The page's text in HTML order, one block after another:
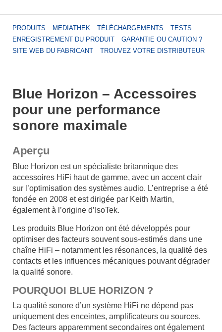
PRODUITS MEDIATHEK TÉLÉCHARGEMENTS
TESTS
ENREGISTREMENT DU PRODUIT
GARANTIE OU CAUTION ?
SITE WEB DU FABRICANT
TROUVEZ VOTRE DISTRIBUTEUR
Blue Horizon – Accessoires
pour une performance
sonore maximale
Aperçu
Blue Horizon est un spécialiste britannique des
accessoires HiFi haut de gamme, avec un accent clair
sur l’optimisation des systèmes audio. L’entreprise a été
fondée en 2008 et est dirigée par Keith Martin,
également à l’origine d’IsoTek.
Les produits Blue Horizon ont été développés pour
optimiser des facteurs souvent sous-estimés dans une
chaîne HiFi – notamment les résonances, la qualité des
contacts et les influences mécaniques pouvant dégrader
la qualité sonore.
POURQUOI BLUE HORIZON ?
La qualité sonore d’un système HiFi ne dépend pas
uniquement des enceintes, amplificateurs ou sources.
Des facteurs apparemment secondaires ont également